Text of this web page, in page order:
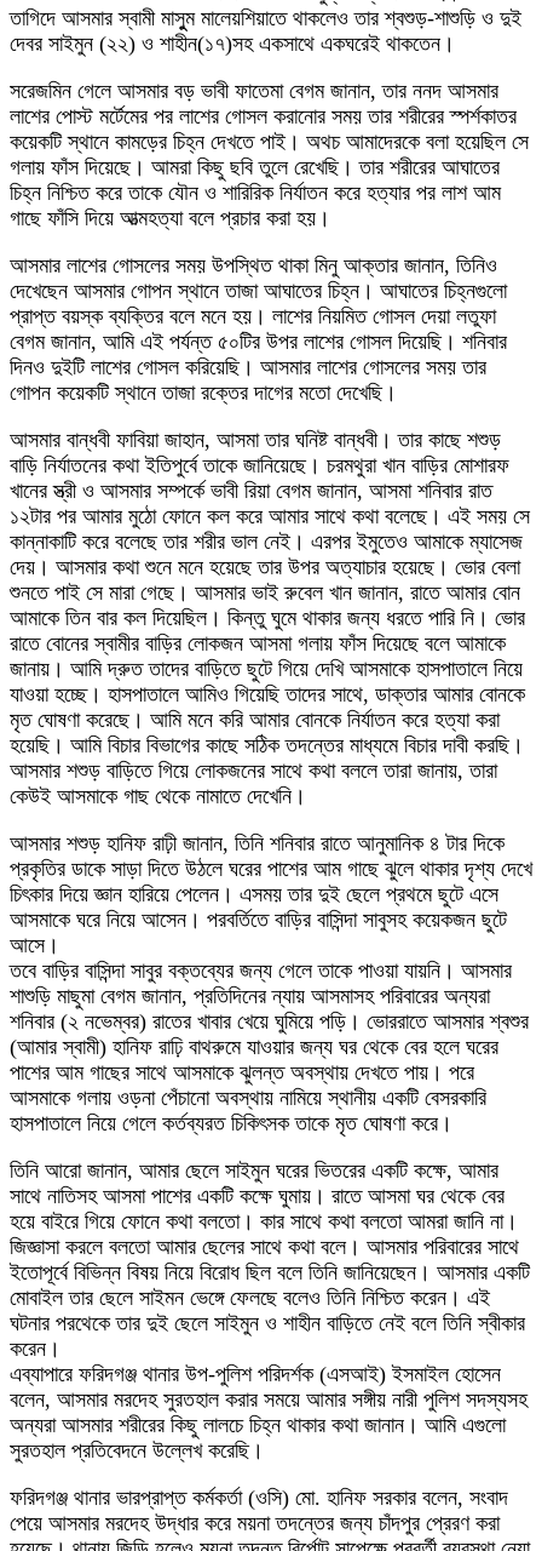
তাগিদে আসমার স্বামী মাসুুম মালেয়শিয়াতে থাকলেও তার শ্বশুড়-শাশুড়ি ও দুই
দেবর সাইমুন (২২) ও শাহীন(১৭)সহ একসাথে একঘরেই থাকতেন।
সরেজমিন গেলে আসমার বড় ভাবী ফাতেমা বেগম জানান, তার ননদ আসমার
লাশের পোস্ট মর্টেমের পর লাশের গোসল করানোর সময় তার শরীরের স্পর্শকাতর
কয়েকটি স্থানে কামড়ের চিহ্ন দেখতে পাই। অথচ আমাদেরকে বলা হয়েছিল সে
গলায় ফাঁস দিয়েছে। আমরা কিছু ছবি তুলে রেখেছি। তার শরীরের আঘাতের
চিহ্ন নিশ্চিত করে তাকে যৌন ও শারিরিক নির্যাতন করে হত্যার পর লাশ আম
গাছে ফাঁসি দিয়ে আত্মহত্যা বলে প্রচার করা হয়।
আসমার লাশের গোসলের সময় উপস্থিত থাকা মিনু আক্তার জানান, তিনিও
দেখেছেন আসমার গোপন স্থানে তাজা আঘাতের চিহ্ন। আঘাতের চিহ্নগুলো
প্রাপ্ত বয়স্ক ব্যক্তির বলে মনে হয়। লাশের নিয়মিত গোসল দেয়া লতুফা
বেগম জানান, আমি এই পর্যন্ত ৫০টির উপর লাশের গোসল দিয়েছি। শনিবার
দিনও দুইটি লাশের গোসল করিয়েছি। আসমার লাশের গোসলের সময় তার
গোপন কয়েকটি স্থানে তাজা রক্তের দাগের মতো দেখেছি।
আসমার বান্ধবী ফাবিয়া জাহান, আসমা তার ঘনিষ্ট বান্ধবী। তার কাছে শশুড়
বাড়ি নির্যাতনের কথা ইতিপুর্বে তাকে জানিয়েছে। চরমথুরা খান বাড়ির মোশারফ
খানের স্ত্রী ও আসমার সম্পর্কে ভাবী রিয়া বেগম জানান, আসমা শনিবার রাত
১২টার পর আমার মুঠো ফোনে কল করে আমার সাথে কথা বলেছে। এই সময় সে
কান্নাকাটি করে বলেছে তার শরীর ভাল নেই। এরপর ইমুতেও আমাকে ম্যাসেজ
দেয়। আসমার কথা শুনে মনে হয়েছে তার উপর অত্যাচার হয়েছে। ভোর বেলা
শুনতে পাই সে মারা গেছে। আসমার ভাই রুবেল খান জানান, রাতে আমার বোন
আমাকে তিন বার কল দিয়েছিল। কিন্তু ঘুমে থাকার জন্য ধরতে পারি নি। ভোর
রাতে বোনের স্বামীর বাড়ির লোকজন আসমা গলায় ফাঁস দিয়েছে বলে আমাকে
জানায়। আমি দ্রুত তাদের বাড়িতে ছুটে গিয়ে দেখি আসমাকে হাসপাতালে নিয়ে
যাওয়া হচ্ছে। হাসপাতালে আমিও গিয়েছি তাদের সাথে, ডাক্তার আমার বোনকে
মৃত ঘোষণা করেছে। আমি মনে করি আমার বোনকে নির্যাতন করে হত্যা করা
হয়েছি। আমি বিচার বিভাগের কাছে সঠিক তদন্তের মাধ্যমে বিচার দাবী করছি।
আসমার শশুড় বাড়িতে গিয়ে লোকজনের সাথে কথা বললে তারা জানায়, তারা
কেউই আসমাকে গাছ থেকে নামাতে দেখেনি।
আসমার শশুড় হানিফ রাঢ়ী জানান, তিনি শনিবার রাতে আনুমানিক ৪ টার দিকে
প্রকৃতির ডাকে সাড়া দিতে উঠলে ঘরের পাশের আম গাছে ঝুলে থাকার দৃশ্য দেখে
চিৎকার দিয়ে জ্ঞান হারিয়ে পেলেন। এসময় তার দুই ছেলে প্রথমে ছুটে এসে
আসমাকে ঘরে নিয়ে আসেন। পরবর্তিতে বাড়ির বাসিন্দা সাবুসহ কয়েকজন ছুটে
আসে।
তবে বাড়ির বাসিন্দা সাবুর বক্তব্যের জন্য গেলে তাকে পাওয়া যায়নি। আসমার
শাশুড়ি মাছুমা বেগম জানান, প্রতিদিনের ন্যায় আসমাসহ পরিবারের অন্যরা
শনিবার (২ নভেম্বর) রাতের খাবার খেয়ে ঘুমিয়ে পড়ি। ভোররাতে আসমার শ্বশুর
(আমার স্বামী) হানিফ রাঢ়ি বাথরুমে যাওয়ার জন্য ঘর থেকে বের হলে ঘরের
পাশের আম গাছের সাথে আসমাকে ঝুলন্ত অবস্থায় দেখতে পায়। পরে
আসমাকে গলায় ওড়না পেঁচানো অবস্থায় নামিয়ে স্থানীয় একটি বেসরকারি
হাসপাতালে নিয়ে গেলে কর্তব্যরত চিকিৎসক তাকে মৃত ঘোষণা করে।
তিনি আরো জানান, আমার ছেলে সাইমুন ঘরের ভিতরের একটি কক্ষে, আমার
সাথে নাতিসহ আসমা পাশের একটি কক্ষে ঘুমায়। রাতে আসমা ঘর থেকে বের
হয়ে বাইরে গিয়ে ফোনে কথা বলতো। কার সাথে কথা বলতো আমরা জানি না।
জিজ্ঞাসা করলে বলতো আমার ছেলের সাথে কথা বলে। আসমার পরিবারের সাথে
ইতোপূর্বে বিভিন্ন বিষয় নিয়ে বিরোধ ছিল বলে তিনি জানিয়েছেন। আসমার একটি
মোবাইল তার ছেলে সাইমন ভেঙ্গে ফেলছে বলেও তিনি নিশ্চিত করেন। এই
ঘটনার পরথেকে তার দুই ছেলে সাইমুন ও শাহীন বাড়িতে নেই বলে তিনি স্বীকার
করেন।
এব্যাপারে ফরিদগঞ্জ থানার উপ-পুলিশ পরিদর্শক (এসআই) ইসমাইল হোসেন
বলেন, আসমার মরদেহ সুরতহাল করার সময়ে আমার সঙ্গীয় নারী পুলিশ সদস্যসহ
অন্যরা আসমার শরীরের কিছু লালচে চিহ্ন থাকার কথা জানান। আমি এগুলো
সুরতহাল প্রতিবেদনে উল্লেখ করেছি।
ফরিদগঞ্জ থানার ভারপ্রাপ্ত কর্মকর্তা (ওসি) মো. হানিফ সরকার বলেন, সংবাদ
পেয়ে আসমার মরদেহ উদ্ধার করে ময়না তদন্তের জন্য চাঁদপুর প্রেরণ করা